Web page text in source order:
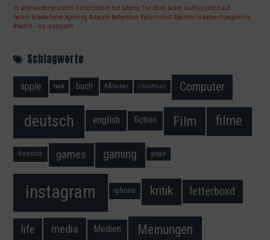
Es wird wieder geströmt! Dritter Stream mit Syberia: The World before läuft ab gleich auf
twitch.tv/yodahome #gaming #stream #adventure #pointnclick #pointnclickadventuregaming
#twitch – via Instagram
Schlagworte
apple book buch BÃ¼cher christmas Computer
deutsch english fiction Film filme
freedom games gaming google
instagram iphone kritik letterboxd
life media Medien Meinungen